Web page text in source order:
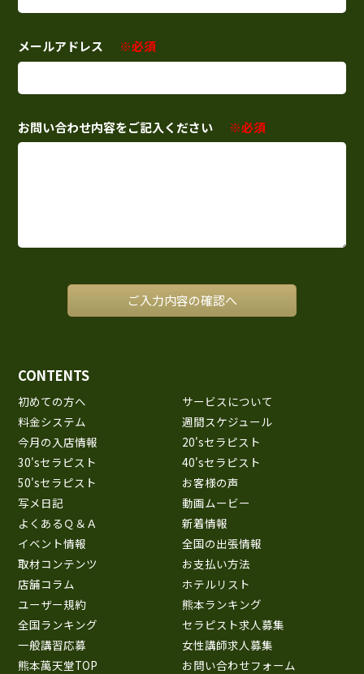
メールアドレス ※必須
お問い合わせ内容をご記入ください ※必須
CONTENTS
初めての方へ
サービスについて
料金システム
週間スケジュール
今月の入店情報
20'sセラピスト
30'sセラピスト
40'sセラピスト
50'sセラピスト
お客様の声
写メ日記
動画ムービー
よくあるＱ＆Ａ
新着情報
イベント情報
全国の出張情報
取材コンテンツ
お支払い方法
店舗コラム
ホテルリスト
ユーザー規約
熊本ランキング
全国ランキング
セラピスト求人募集
一般講習応募
女性講師求人募集
熊本萬天堂TOP
お問い合わせフォーム